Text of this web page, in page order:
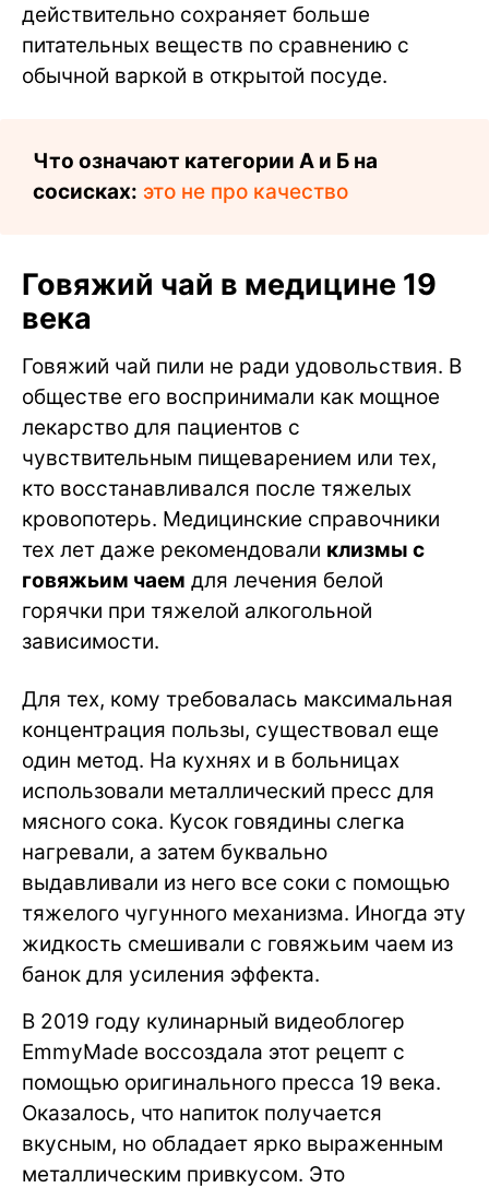
действительно сохраняет больше
питательных веществ по сравнению с
обычной варкой в открытой посуде.
Что означают категории А и Б на
сосисках: это не про качество
Говяжий чай в медицине 19
века
Говяжий чай пили не ради удовольствия. В
обществе его воспринимали как мощное
лекарство для пациентов с
чувствительным пищеварением или тех,
кто восстанавливался после тяжелых
кровопотерь. Медицинские справочники
тех лет даже рекомендовали клизмы с
говяжьим чаем для лечения белой
горячки при тяжелой алкогольной
зависимости.
Для тех, кому требовалась максимальная
концентрация пользы, существовал еще
один метод. На кухнях и в больницах
использовали металлический пресс для
мясного сока. Кусок говядины слегка
нагревали, а затем буквально
выдавливали из него все соки с помощью
тяжелого чугунного механизма. Иногда эту
жидкость смешивали с говяжьим чаем из
банок для усиления эффекта.
В 2019 году кулинарный видеоблогер
EmmyMade воссоздала этот рецепт с
помощью оригинального пресса 19 века.
Оказалось, что напиток получается
вкусным, но обладает ярко выраженным
металлическим привкусом. Это